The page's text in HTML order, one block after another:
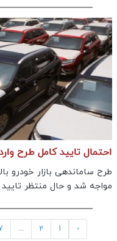
احتمال تایید کامل طرح واردات
طرح ساماندهی بازار خودرو
مواجه شد و حال منتظر
‹
1
2
...